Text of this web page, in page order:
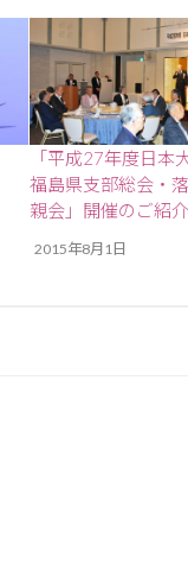
「平成27年度日本
福島県支部総会・
親会」開催のご紹介
2015年8月1日